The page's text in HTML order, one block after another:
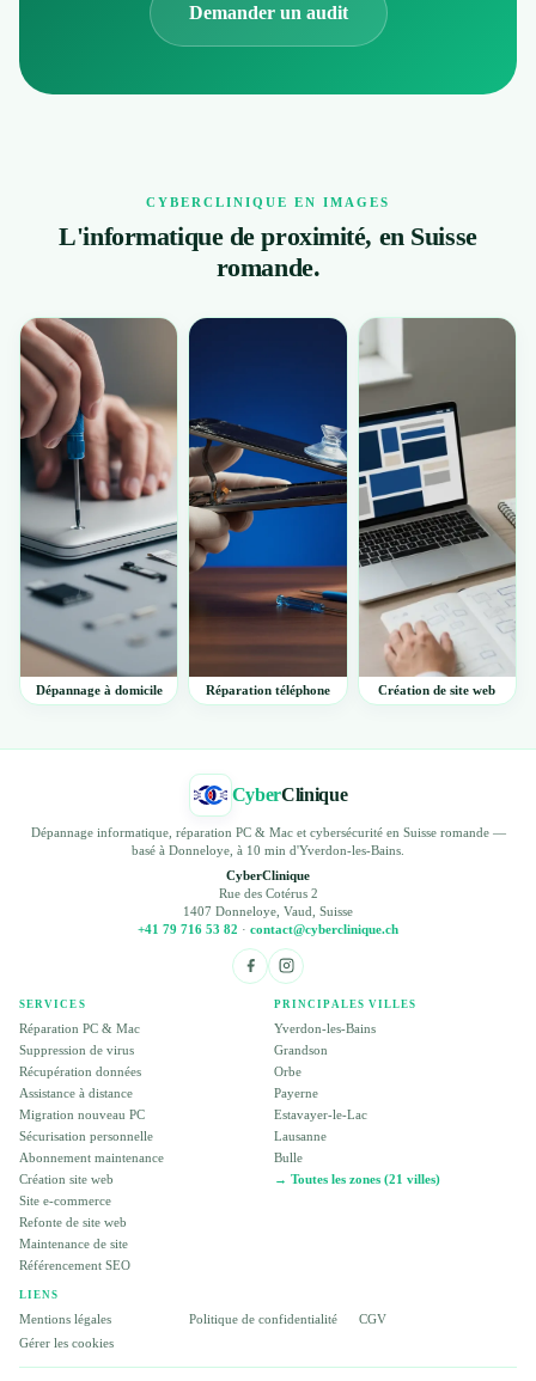
Demander un audit
CYBERCLINIQUE EN IMAGES
L'informatique de proximité, en Suisse
romande.
Dépannage à domicile Réparation téléphone Création de site web
CyberClinique
Dépannage informatique, réparation PC & Mac et cybersécurité en Suisse romande —
basé à Donneloye, à 10 min d'Yverdon-les-Bains.
CyberClinique
Rue des Cotérus 2
1407 Donneloye, Vaud, Suisse
+41 79 716 53 82 · contact@cyberclinique.ch
SERVICES
Réparation PC & Mac
Suppression de virus
Récupération données
Assistance à distance
Migration nouveau PC
Sécurisation personnelle
Abonnement maintenance
Création site web
Site e-commerce
Refonte de site web
Maintenance de site
Référencement SEO
PRINCIPALES VILLES
Yverdon-les-Bains
Grandson
Orbe
Payerne
Estavayer-le-Lac
Lausanne
Bulle
→ Toutes les zones (21 villes)
LIENS
Mentions légales Politique de confidentialité
CGV
Gérer les cookies